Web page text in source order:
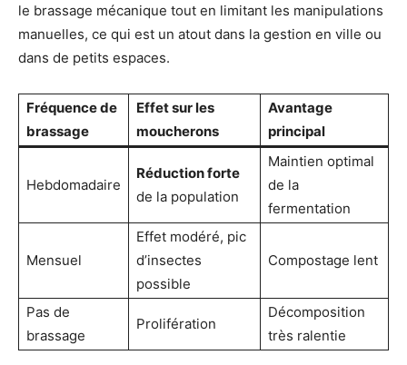
le brassage mécanique tout en limitant les manipulations
manuelles, ce qui est un atout dans la gestion en ville ou
dans de petits espaces.
Fréquence de
brassage
Effet sur les
moucherons
Avantage
principal
Hebdomadaire
Réduction forte
de la population
Maintien optimal
de la
fermentation
Mensuel
Effet modéré, pic
d’insectes
possible
Compostage lent
Pas de
brassage
Prolifération
Décomposition
très ralentie